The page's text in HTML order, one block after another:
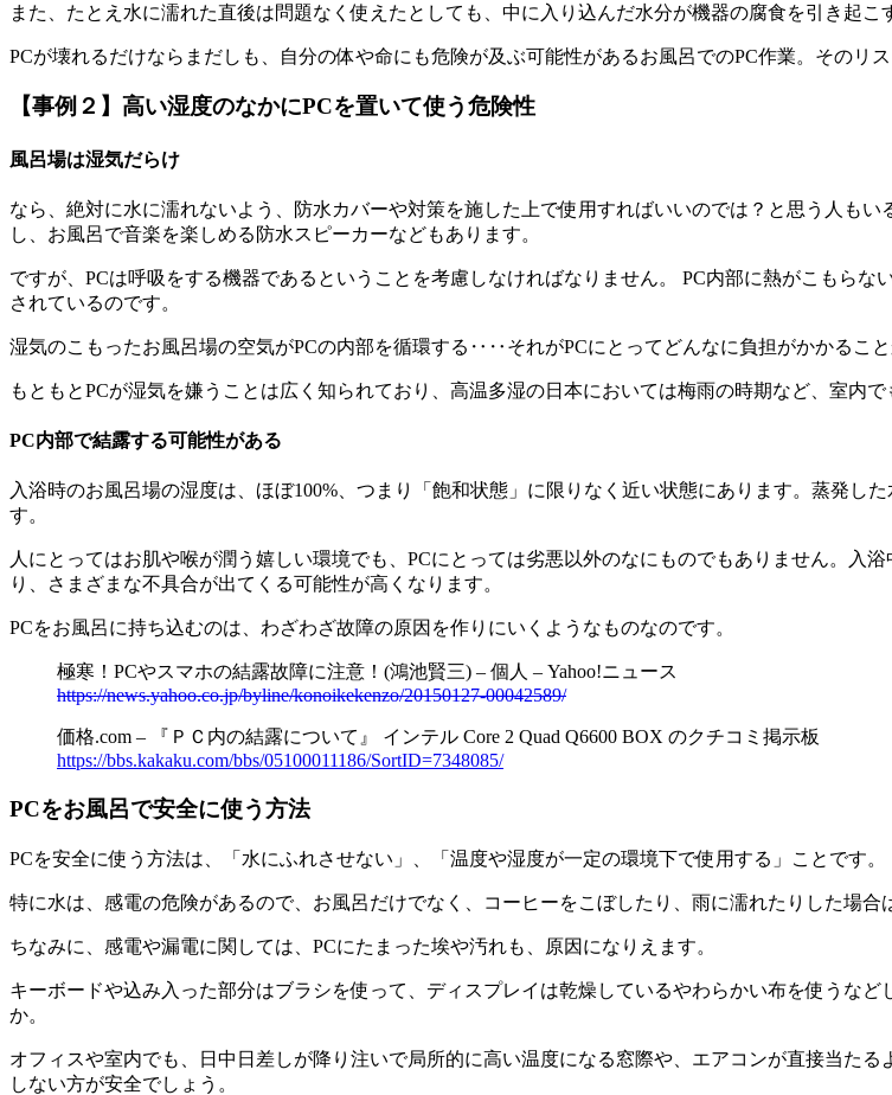
また、たとえ水に濡れた直後は問題なく使えたとしても、中に入り込んだ水分が機器の腐食を引き起
PCが壊れるだけならまだしも、自分の体や命にも危険が及ぶ可能性があるお風呂でのPC作業。そのリ
【事例２】高い湿度のなかにPCを置いて使う危険性
風呂場は湿気だらけ
なら、絶対に水に濡れないよう、防水カバーや対策を施した上で使用すればいいのでは？と思う人も
し、お風呂で音楽を楽しめる防水スピーカーなどもあります。
ですが、PCは呼吸をする機器であるということを考慮しなければなりません。 PC内部に熱がこもらない
されているのです。
湿気のこもったお風呂場の空気がPCの内部を循環する‥‥それがPCにとってどんなに負担がかかるこ
もともとPCが湿気を嫌うことは広く知られており、高温多湿の日本においては梅雨の時期など、室内
PC内部で結露する可能性がある
入浴時のお風呂場の湿度は、ほぼ100%、つまり「飽和状態」に限りなく近い状態にあります。蒸発
す。
人にとってはお肌や喉が潤う嬉しい環境でも、PCにとっては劣悪以外のなにものでもありません。入
り、さまざまな不具合が出てくる可能性が高くなります。
PCをお風呂に持ち込むのは、わざわざ故障の原因を作りにいくようなものなのです。
極寒！PCやスマホの結露故障に注意！(鴻池賢三) – 個人 – Yahoo!ニュース
https://news.yahoo.co.jp/byline/konoikekenzo/20150127-00042589/
価格.com – 『ＰＣ内の結露について』 インテル Core 2 Quad Q6600 BOX のクチコミ掲示板
https://bbs.kakaku.com/bbs/05100011186/SortID=7348085/
PCをお風呂で安全に使う方法
PCを安全に使う方法は、「水にふれさせない」、「温度や湿度が一定の環境下で使用する」ことです。
特に水は、感電の危険があるので、お風呂だけでなく、コーヒーをこぼしたり、雨に濡れたりした場合
ちなみに、感電や漏電に関しては、PCにたまった埃や汚れも、原因になりえます。
キーボードや込み入った部分はブラシを使って、ディスプレイは乾燥しているやわらかい布を使うな
か。
オフィスや室内でも、日中日差しが降り注いで局所的に高い温度になる窓際や、エアコンが直接当た
しない方が安全でしょう。